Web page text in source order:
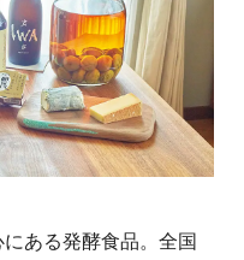
ある発酵食品。全国